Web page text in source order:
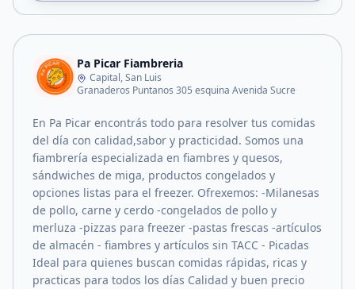
Pa Picar Fiambreria
Capital, San Luis
Granaderos Puntanos 305 esquina Avenida Sucre
En Pa Picar encontrás todo para resolver tus comidas
del día con calidad,sabor y practicidad. Somos una
fiambrería especializada en fiambres y quesos,
sándwiches de miga, productos congelados y
opciones listas para el freezer. Ofrexemos: -Milanesas
de pollo, carne y cerdo -congelados de pollo y
merluza -pizzas para freezer -pastas frescas -artículos
de almacén - fiambres y artículos sin TACC - Picadas
Ideal para quienes buscan comidas rápidas, ricas y
practicas para todos los días Calidad y buen precio